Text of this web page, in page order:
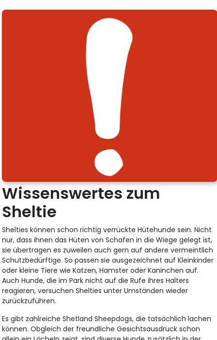
Wissenswertes zum
Sheltie
Shelties können schon richtig verrückte Hütehunde sein. Nicht
nur, dass ihnen das Hüten von Schafen in die Wiege gelegt ist,
sie übertragen es zuweilen auch gern auf andere vermeintlich
Schutzbedürftige. So passen sie ausgezeichnet auf Kleinkinder
oder kleine Tiere wie Katzen, Hamster oder Kaninchen auf.
Auch Hunde, die im Park nicht auf die Rufe ihres Halters
reagieren, versuchen Shelties unter Umständen wieder
zurückzuführen.
Es gibt zahlreiche Shetland Sheepdogs, die tatsächlich lachen
können. Obgleich der freundliche Gesichtsausdruck schon